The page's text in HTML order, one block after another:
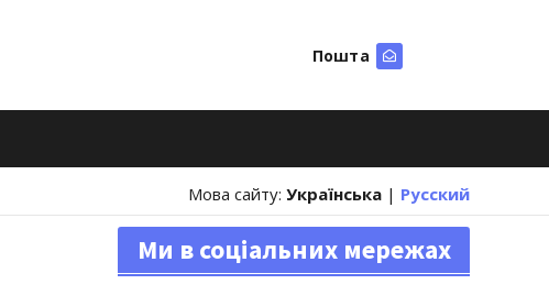
Пошта
Мова сайту: Українська | Русский
Ми в соціальних мережах